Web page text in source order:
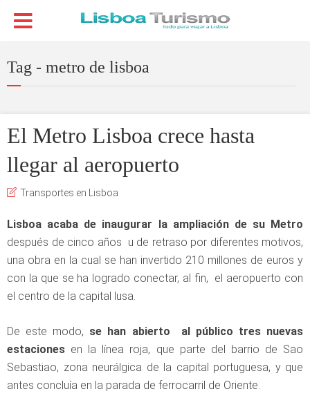
Tag - metro de lisboa
El Metro Lisboa crece hasta
llegar al aeropuerto
Transportes en Lisboa
Lisboa acaba de inaugurar la ampliación de su Metro
después de cinco años u de retraso por diferentes motivos,
una obra en la cual se han invertido 210 millones de euros y
con la que se ha logrado conectar, al fin, el aeropuerto con
el centro de la capital lusa.
De este modo, se han abierto al público tres nuevas
estaciones en la línea roja, que parte del barrio de Sao
Sebastiao, zona neurálgica de la capital portuguesa, y que
antes concluía en la parada de ferrocarril de Oriente.